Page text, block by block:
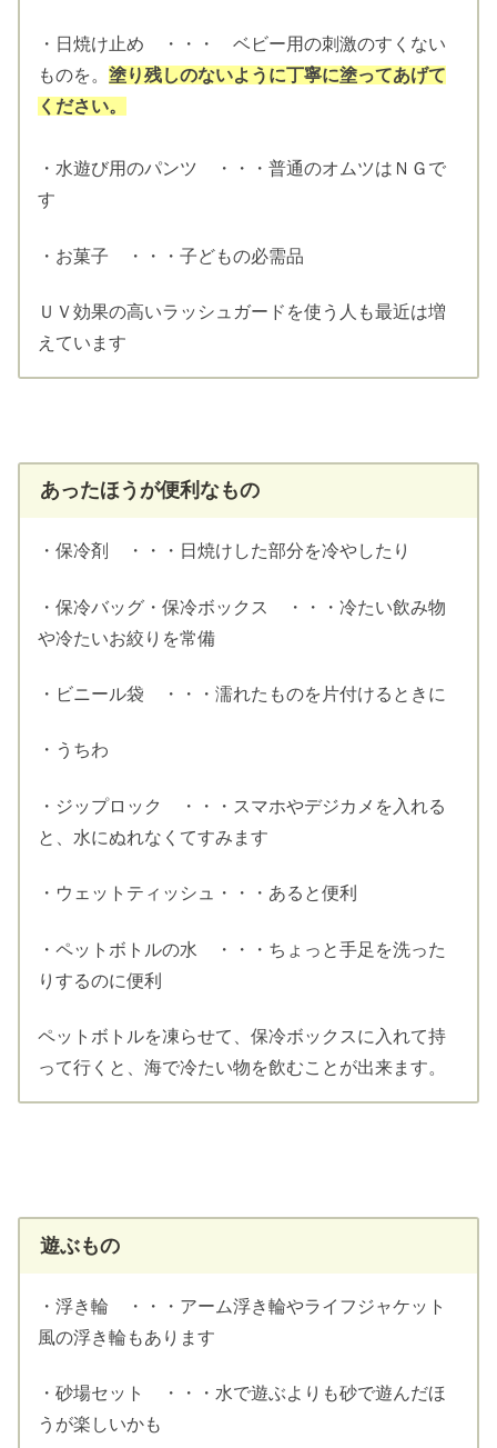
・日焼け止め ・・・ ベビー用の刺激のすくない
ものを。 塗り残しのないように丁寧に塗ってあげて
ください。
・水遊び用のパンツ ・・・普通のオムツはＮＧで
す
・お菓子 ・・・子どもの必需品
ＵＶ効果の高いラッシュガードを使う人も最近は増
えています
あったほうが便利なもの
・保冷剤 ・・・日焼けした部分を冷やしたり
・保冷バッグ・保冷ボックス ・・・冷たい飲み物
や冷たいお絞りを常備
・ビニール袋 ・・・濡れたものを片付けるときに
・うちわ
・ジップロック ・・・スマホやデジカメを入れる
と、水にぬれなくてすみます
・ウェットティッシュ・・・あると便利
・ペットボトルの水 ・・・ちょっと手足を洗った
りするのに便利
ペットボトルを凍らせて、保冷ボックスに入れて持
って行くと、海で冷たい物を飲むことが出来ます。
遊ぶもの
・浮き輪 ・・・アーム浮き輪やライフジャケット
風の浮き輪もあります
・砂場セット ・・・水で遊ぶよりも砂で遊んだほ
うが楽しいかも